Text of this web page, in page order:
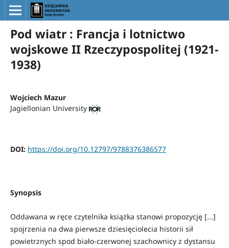
Pod wiatr : Francja i lotnictwo
wojskowe II Rzeczypospolitej (1921-
1938)
Wojciech Mazur
Jagiellonian University
DOI: https://doi.org/10.12797/9788376386577
Synopsis
Oddawana w ręce czytelnika książka stanowi propozycję [...]
spojrzenia na dwa pierwsze dziesięciolecia historii sił
powietrznych spod biało-czerwonej szachownicy z dystansu